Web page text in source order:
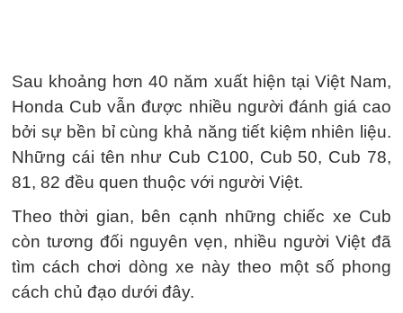
Sau khoảng hơn 40 năm xuất hiện tại Việt Nam,
Honda Cub vẫn được nhiều người đánh giá cao
bởi sự bền bỉ cùng khả năng tiết kiệm nhiên liệu.
Những cái tên như Cub C100, Cub 50, Cub 78,
81, 82 đều quen thuộc với người Việt.
Theo thời gian, bên cạnh những chiếc xe Cub
còn tương đối nguyên vẹn, nhiều người Việt đã
tìm cách chơi dòng xe này theo một số phong
cách chủ đạo dưới đây.